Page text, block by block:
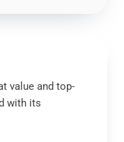
value and top-
with its